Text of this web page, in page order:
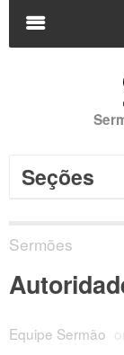
m
Seções
Sermões
Equipe Sermão